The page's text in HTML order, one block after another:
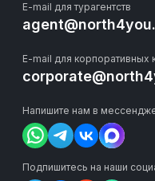
E-mail для турагентств
E-mail для корпоративных
Напишите нам в
Подпишитесь на наши